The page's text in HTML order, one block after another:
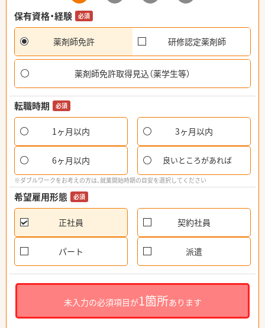
保有資格・経験
必須
薬剤師免許 研修認定薬剤師
薬剤師免許取得見込（薬学生等）
転職時期 必須
1ヶ月以内 3ヶ月以内
6ヶ月以内 良いところがあれば
※ダブルワークをお考えの方は、就業開始時期の目安を選択してください
希望雇用形態 必須
正社員 契約社員
パート 派遣
未入力の必須項目が1箇所あります